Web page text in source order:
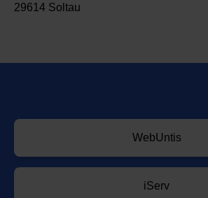
29614 Soltau
WebUntis
iServ